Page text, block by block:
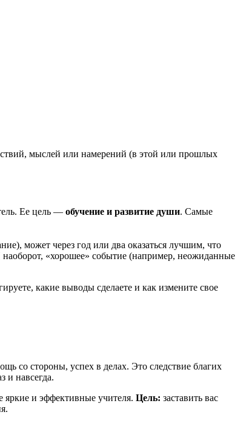
мыслей или намерений (в этой или прошлых
Ее цель — обучение и развитие души. Самые
может через год или два оказаться лучшим, что
«хорошее» событие (например, неожиданные
какие выводы сделаете и как измените свое
со стороны, успех в делах. Это следствие благих
и навсегда.
и эффективные учителя. Цель: заставить вас